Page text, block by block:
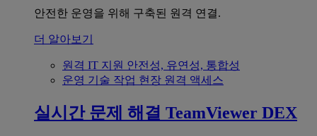
안전한 운영을 위해 구축된 원격 연결.
더 알아보기
원격 IT 지원 안전성, 유연성, 통합성
운영 기술 작업 현장 원격 액세스
실시간 문제 해결 TeamViewer DEX